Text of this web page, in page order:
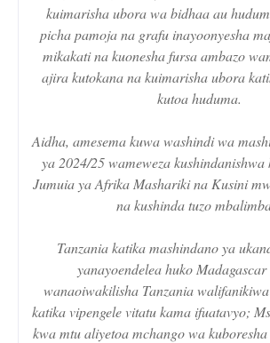
kuimarisha ubora wa bidhaa au
picha pamoja na grafu inayoonyesha
mikakati na kuonesha fursa ambazo
ajira kutokana na kuimarisha ubora
kutoa huduma.
Aidha, amesema kuwa washindi wa
ya 2024/25 wameweza
Jumuia ya Afrika Mashariki na Kusini
na kushinda tuzo
Tanzania katika mashindano ya
yanayoendelea huko
wanaoiwakilisha Tanzania
katika vipengele vitatu kama ifuatavyo;
kwa mtu aliyetoa mchango wa